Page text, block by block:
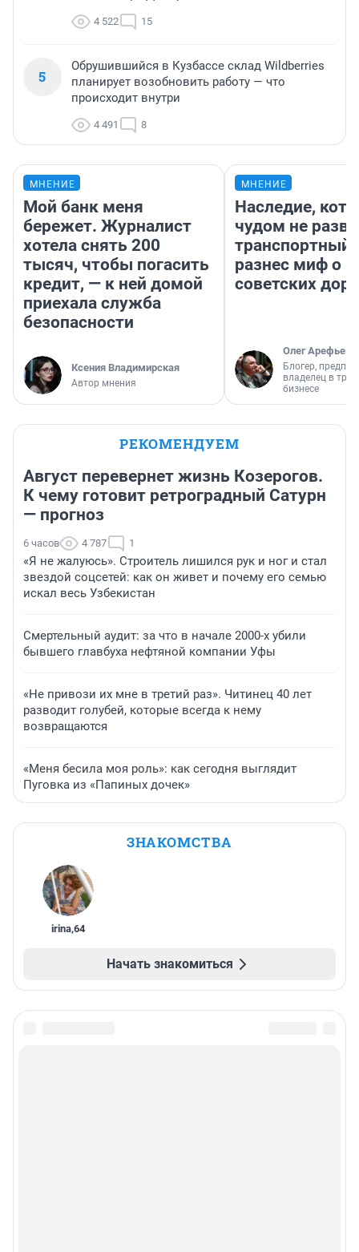
4 522 15
5
Обрушившийся в Кузбассе склад Wildberries
планирует возобновить работу — что
происходит внутри
4 491 8
МНЕНИЕ
Мой банк меня
бережет. Журналист
хотела снять 200
тысяч, чтобы погасить
кредит, — к ней домой
приехала служба
безопасности
Ксения Владимирская
Автор мнения
МНЕНИЕ
Наследие,
чудом не
транспортный
разнес миф о
советских
Олег Арефьев
Блогер,
владелец в
бизнесе
РЕКОМЕНДУЕМ
Август перевернет жизнь Козерогов.
К чему готовит ретроградный Сатурн
— прогноз
6 часов 4 787 1
«Я не жалуюсь». Строитель лишился рук и ног и стал
звездой соцсетей: как он живет и почему его семью
искал весь Узбекистан
Смертельный аудит: за что в начале 2000-х убили
бывшего главбуха нефтяной компании Уфы
«Не привози их мне в третий раз». Читинец 40 лет
разводит голубей, которые всегда к нему
возвращаются
«Меня бесила моя роль»: как сегодня выглядит
Пуговка из «Папиных дочек»
ЗНАКОМСТВА
irina,64
Начать знакомиться